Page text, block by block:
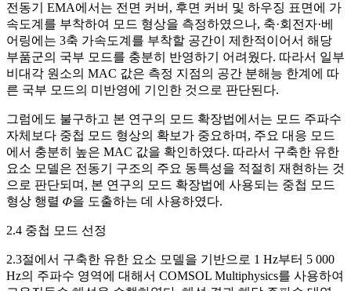
전동기 EMA에서는 전면 커버, 후면 커버 및 하우징 표면에 가
속도계를 부착하여 모드 형상을 측정하였으나, 축·회전자·베
어링에는 3축 가속도계를 부착할 공간이 제한적이어서 해당
부품군의 국부 모드를 충분히 반영하기 어려웠다. 따라서 일부
비대각 원소의 MAC 값은 측정 지점의 공간 분해능 한계에 따
른 국부 모드의 미반영에 기인한 것으로 판단된다.
그럼에도 불구하고 본 연구의 모드 확장법에서는 모드 주파수
자체보다 중첩 모드 형상의 확보가 중요하며, 주요 대응 모드
에서 충분히 높은 MAC 값을 확인하였다. 따라서 구축한 유한
요소 모델은 전동기 구조의 주요 동특성을 적절히 재현하는 것
으로 판단되며, 본 연구의 모드 확장법에 사용되는 중첩 모드
형상 행렬 𝛷을 도출하는 데 사용하였다.
2.4 중첩 모드 선정
2.3절에서 구축한 유한 요소 모델을 기반으로 1 Hz부터 5 000
Hz의 주파수 영역에 대해서 COMSOL Multiphysics를 사용하여